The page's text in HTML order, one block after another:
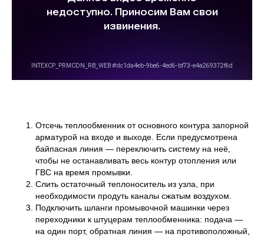
Отсечь теплообменник от основного контура запорной
арматурой на входе и выходе. Если предусмотрена
байпасная линия — переключить систему на неё,
чтобы не останавливать весь контур отопления или
ГВС на время промывки.
Слить остаточный теплоноситель из узла, при
необходимости продуть каналы сжатым воздухом.
Подключить шланги промывочной машинки через
переходники к штуцерам теплообменника: подача —
на один порт, обратная линия — на противоположный,